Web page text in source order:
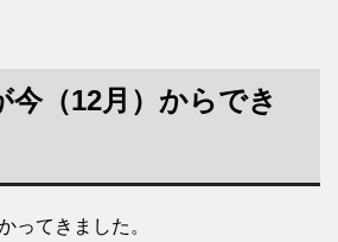
今（12月）からでき
ってきました。